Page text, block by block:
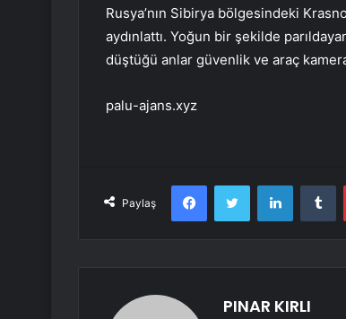
Rusya’nın Sibirya bölgesindeki
aydınlattı. Yoğun bir şekilde
düştüğü anlar güvenlik ve araç
palu-ajans.xyz
Paylaş
FacebookTwitter LinkedIn
PINAR KIRLI